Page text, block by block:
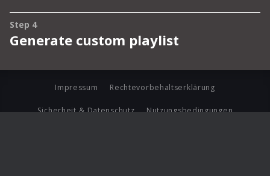
Impressum Rechtevorbehaltserklärung
Sicherheit & Datenschutz Nutzungsbedingungen